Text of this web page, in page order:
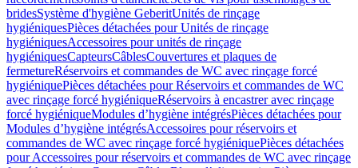
bridesSystème d'hygiène GeberitUnités de rinçage
hygiéniquesPièces détachées pour Unités de rinçage
hygiéniquesAccessoires pour unités de rinçage
hygiéniquesCapteursCâblesCouvertures et plaques de
fermetureRéservoirs et commandes de WC avec rinçage forcé
hygiéniquePièces détachées pour Réservoirs et commandes de WC
avec rinçage forcé hygiéniqueRéservoirs à encastrer avec rinçage
forcé hygiéniqueModules d’hygiène intégrésPièces détachées pour
Modules d’hygiène intégrésAccessoires pour réservoirs et
commandes de WC avec rinçage forcé hygiéniquePièces détachées
pour Accessoires pour réservoirs et commandes de WC avec rinçage